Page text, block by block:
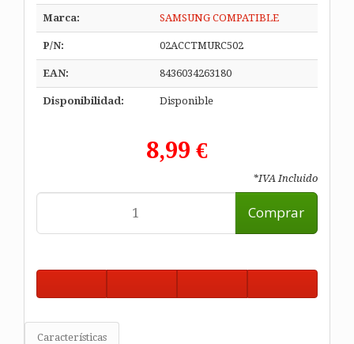
Marca: SAMSUNG COMPATIBLE
P/N: 02ACCTMURC502
EAN: 8436034263180
Disponibilidad: Disponible
8,99 €
*IVA Incluido
Comprar
Características